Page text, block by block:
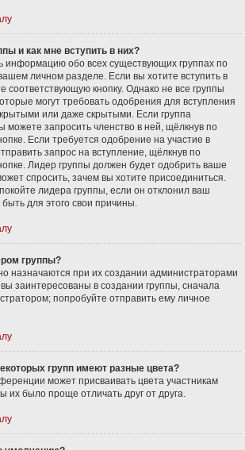
и как мне вступить в них?
информацию обо всех существующих группах по
личном разделе. Если вы хотите вступить в
соответствующую кнопку. Однако не все группы
могут требовать одобрения для вступления
или даже скрытыми. Если группа
можете запросить членство в ней, щёлкнув по
Если требуется одобрение на участие в
запрос на вступление, щёлкнув по
Лидер группы должен будет одобрить ваше
спросить, зачем вы хотите присоединиться.
лидера группы, если он отклонил ваш
быть для этого свои причины.
группы?
назначаются при их создании администраторами
заинтересованы в создании группы, сначала
попробуйте отправить ему личное
групп имеют разные цвета?
может присваивать цвета участникам
их было проще отличать друг от друга.